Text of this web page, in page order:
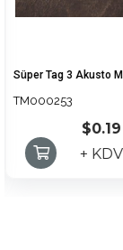
TM000253
$0.19
+ KDV